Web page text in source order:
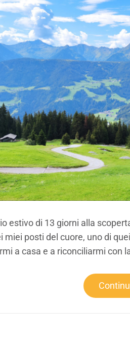
estivo di 13 giorni alla
miei posti del cuore, uno di
a casa e a riconciliarmi con